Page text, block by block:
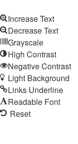
Increase Text
Decrease Text
Grayscale
High Contrast
Negative Contrast
Light Background
Links Underline
Readable Font
Reset